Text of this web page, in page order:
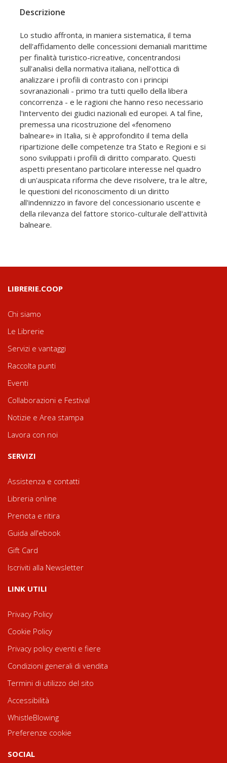
Descrizione
Lo studio affronta, in maniera sistematica, il tema
dell'affidamento delle concessioni demaniali marittime
per finalità turistico-ricreative, concentrandosi
sull'analisi della normativa italiana, nell'ottica di
analizzare i profili di contrasto con i principi
sovranazionali - primo tra tutti quello della libera
concorrenza - e le ragioni che hanno reso necessario
l'intervento dei giudici nazionali ed europei. A tal fine,
premessa una ricostruzione del «fenomeno
balneare» in Italia, si è approfondito il tema della
ripartizione delle competenze tra Stato e Regioni e si
sono sviluppati i profili di diritto comparato. Questi
aspetti presentano particolare interesse nel quadro
di un'auspicata riforma che deve risolvere, tra le altre,
le questioni del riconoscimento di un diritto
all'indennizzo in favore del concessionario uscente e
della rilevanza del fattore storico-culturale dell'attività
balneare.
LIBRERIE.COOP
Chi siamo
Le Librerie
Servizi e vantaggi
Raccolta punti
Eventi
Collaborazioni e Festival
Notizie e Area stampa
Lavora con noi
SERVIZI
Assistenza e contatti
Libreria online
Prenota e ritira
Guida all'ebook
Gift Card
Iscriviti alla Newsletter
LINK UTILI
Privacy Policy
Cookie Policy
Privacy policy eventi e fiere
Condizioni generali di vendita
Termini di utilizzo del sito
Accessibilità
WhistleBlowing
Preferenze cookie
SOCIAL